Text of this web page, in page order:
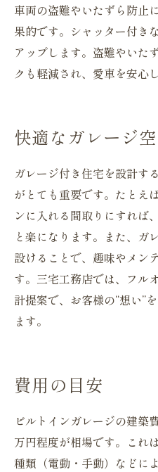
車両の盗難やいたずら防止
果的です。シャッター付き
アップします。盗難やいた
クも軽減され、愛車を安心
快適なガレージ
ガレージ付き住宅を設計す
がとても重要です。たとえ
ンに入れる間取りにすれば
と楽になります。また、ガ
設けることで、趣味やメン
す。三宅工務店では、フル
計提案で、お客様の“想い”
ます。
費用の目安
ビルトインガレージの建築
万円程度が相場です。これ
種類（電動・手動）などに